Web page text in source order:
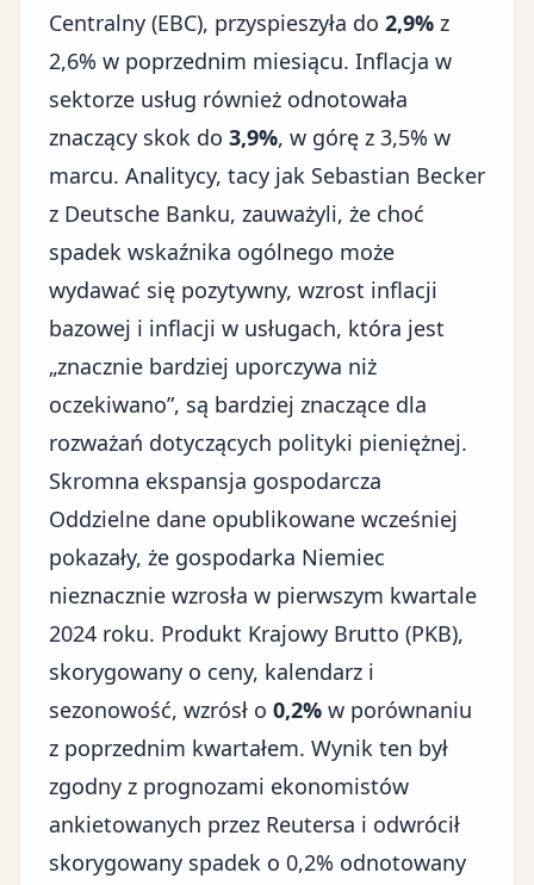
Centralny (EBC), przyspieszyła do 2,9% z
2,6% w poprzednim miesiącu. Inflacja w
sektorze usług również odnotowała
znaczący skok do 3,9%, w górę z 3,5% w
marcu. Analitycy, tacy jak Sebastian Becker
z Deutsche Banku, zauważyli, że choć
spadek wskaźnika ogólnego może
wydawać się pozytywny, wzrost inflacji
bazowej i inflacji w usługach, która jest
„znacznie bardziej uporczywa niż
oczekiwano”, są bardziej znaczące dla
rozważań dotyczących polityki pieniężnej.
Skromna ekspansja gospodarcza
Oddzielne dane opublikowane wcześniej
pokazały, że gospodarka Niemiec
nieznacznie wzrosła w pierwszym kwartale
2024 roku. Produkt Krajowy Brutto (PKB),
skorygowany o ceny, kalendarz i
sezonowość, wzrósł o 0,2% w porównaniu
z poprzednim kwartałem. Wynik ten był
zgodny z prognozami ekonomistów
ankietowanych przez Reutersa i odwrócił
skorygowany spadek o 0,2% odnotowany